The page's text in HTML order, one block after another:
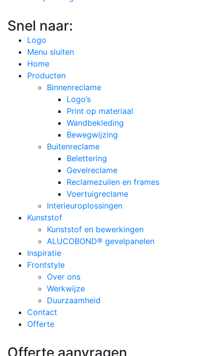
Snel naar:
Logo
Menu sluiten
Home
Producten
Binnenreclame
Logo’s
Print op materiaal
Wandbekleding
Bewegwijzing
Buitenreclame
Belettering
Gevelreclame
Reclamezuilen en frames
Voertuigreclame
Interieuroplossingen
Kunststof
Kunststof en bewerkingen
ALUCOBOND® gevelpanelen
Inspiratie
Frontstyle
Over ons
Werkwijze
Duurzaamheid
Contact
Offerte
Offerte aanvragen